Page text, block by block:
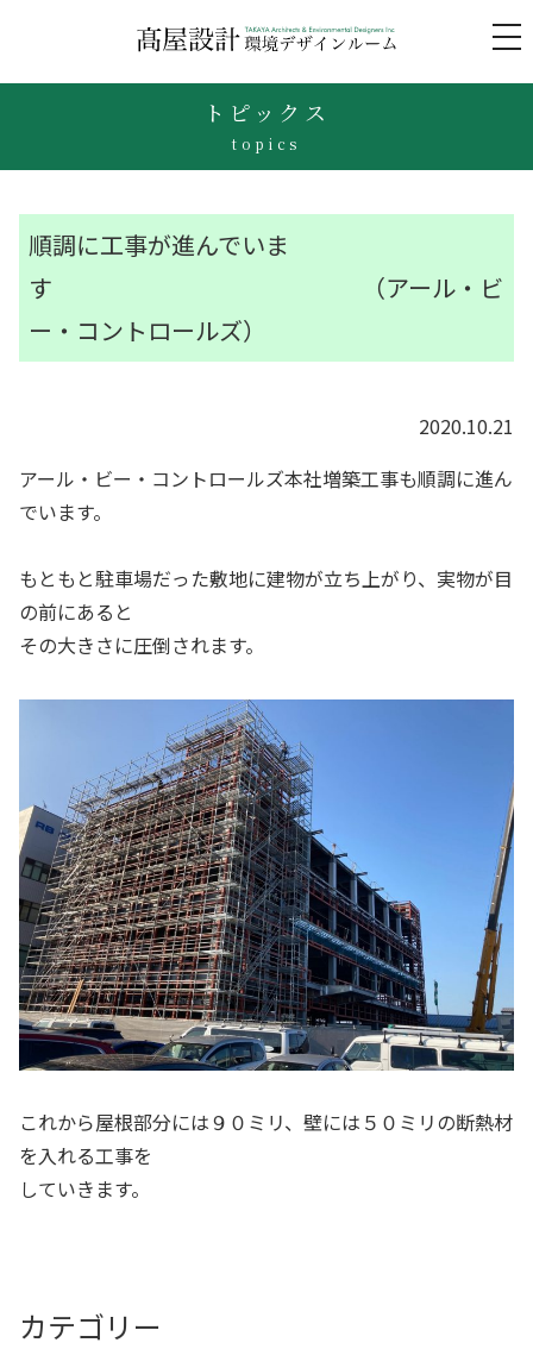
トピックス
topics
順調に工事が進んでいま
す （アール・ビ
ー・コントロールズ）
2020.10.21
アール・ビー・コントロールズ本社増築工事も順調に進ん
でいます。
もともと駐車場だった敷地に建物が立ち上がり、実物が目
の前にあると
その大きさに圧倒されます。
これから屋根部分には９０ミリ、壁には５０ミリの断熱材
を入れる工事を
していきます。
カテゴリー